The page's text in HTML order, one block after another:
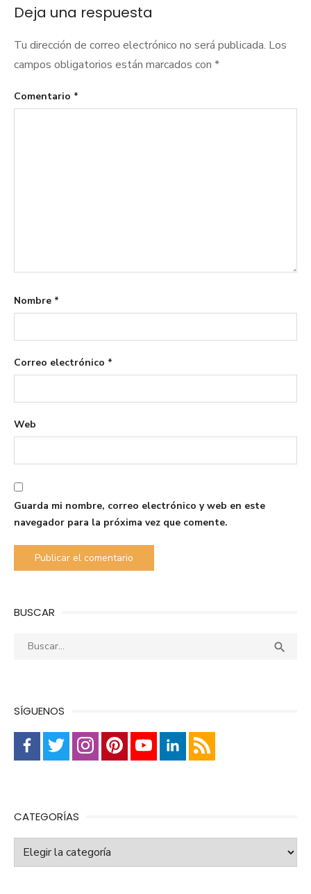
Deja una respuesta
Tu dirección de correo electrónico no será publicada. Los
campos obligatorios están marcados con *
Comentario *
Nombre *
Correo electrónico *
Web
Guarda mi nombre, correo electrónico y web en este
navegador para la próxima vez que comente.
BUSCAR
Buscar: 
SÍGUENOS
CATEGORÍAS
Categorías